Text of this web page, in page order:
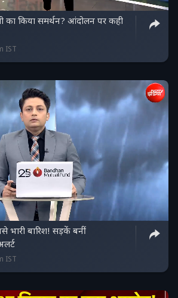
का किया समर्थन? आंदोलन पर कही
IST
भारी बारिश! सड़कें बनीं
IST